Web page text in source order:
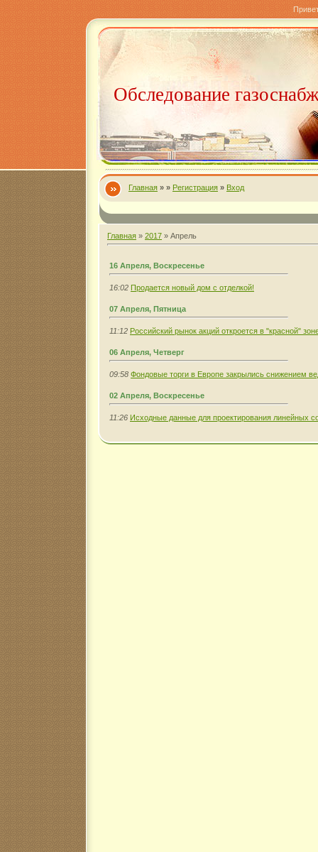
Обследование
Главная » » Регистрация » Вход
Главная » 2017 » Апрель
16 Апреля, Воскресенье
16:02 Продается новый дом с отделкой!
07 Апреля, Пятница
11:12 Российский рынок акций откроется в "красной"
06 Апреля, Четверг
09:58 Фондовые торги в Европе закрылись снижением
02 Апреля, Воскресенье
11:26 Исходные данные для проектирования линейных